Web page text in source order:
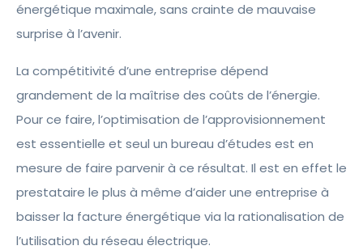
énergétique maximale, sans crainte de mauvaise
surprise à l’avenir.
La compétitivité d’une entreprise dépend
grandement de la maîtrise des coûts de l’énergie.
Pour ce faire, l’optimisation de l’approvisionnement
est essentielle et seul un bureau d’études est en
mesure de faire parvenir à ce résultat. Il est en effet le
prestataire le plus à même d’aider une entreprise à
baisser la facture énergétique via la rationalisation de
l’utilisation du réseau électrique.